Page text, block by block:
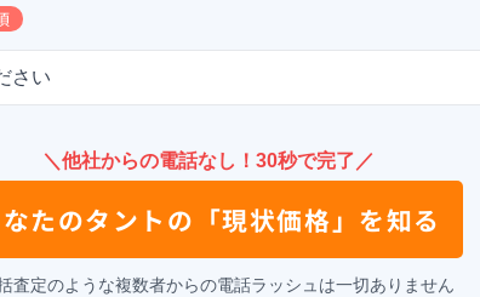
さい
＼他社からの電話なし！30秒で完了／
たのタント の 「現状価格」を知る
査定のような複数者からの電話ラッシュは一切ありません